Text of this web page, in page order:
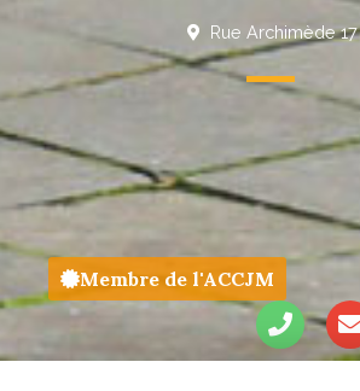
Rue Archimède 17
Membre de l'ACCJM